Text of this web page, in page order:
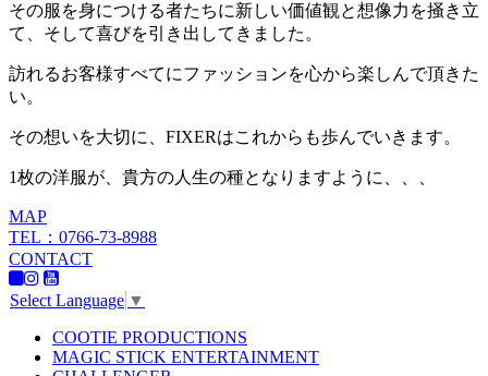
その服を身につける者たちに新しい価値観と想像力を掻き立
て、そして喜びを引き出してきました。
訪れるお客様すべてにファッションを心から楽しんで頂きた
い。
その想いを大切に、FIXERはこれからも歩んでいきます。
1枚の洋服が、貴方の人生の種となりますように、、、
MAP
TEL：0766-73-8988
CONTACT
Select Language ▼
COOTIE PRODUCTIONS
MAGIC STICK ENTERTAINMENT